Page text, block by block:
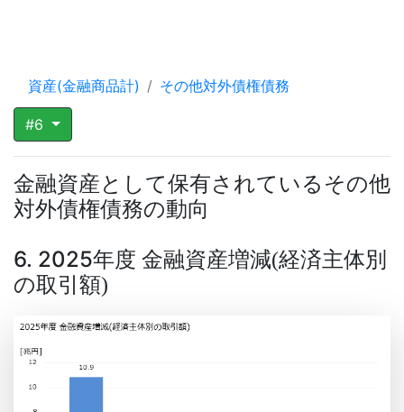
資産(金融商品計) その他対外債権債務
#6
金融資産として保有されているその他
対外債権債務の動向
6. 2025年度 金融資産増減(経済主体別
の取引額)